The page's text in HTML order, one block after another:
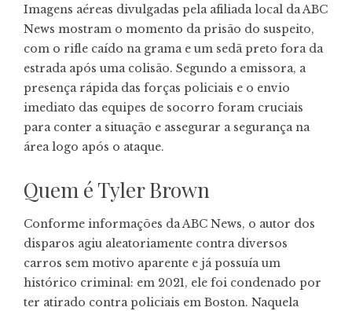
Imagens aéreas divulgadas pela afiliada local da ABC
News mostram o momento da prisão do suspeito,
com o rifle caído na grama e um sedã preto fora da
estrada após uma colisão. Segundo a emissora, a
presença rápida das forças policiais e o envio
imediato das equipes de socorro foram cruciais
para conter a situação e assegurar a segurança na
área logo após o ataque.
Quem é Tyler Brown
Conforme informações da ABC News, o autor dos
disparos agiu aleatoriamente contra diversos
carros sem motivo aparente e já possuía um
histórico criminal: em 2021, ele foi condenado por
ter atirado contra policiais em Boston. Naquela